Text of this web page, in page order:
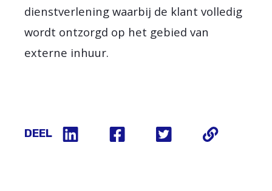
dienstverlening waarbij de klant volledig
wordt ontzorgd op het gebied van
externe inhuur.
DEEL